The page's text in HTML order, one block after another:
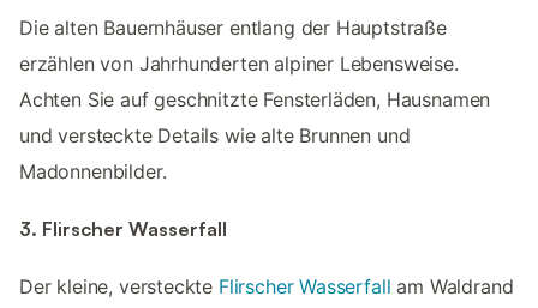
Die alten Bauernhäuser entlang der Hauptstraße
erzählen von Jahrhunderten alpiner Lebensweise.
Achten Sie auf geschnitzte Fensterläden, Hausnamen
und versteckte Details wie alte Brunnen und
Madonnenbilder.
3. Flirscher Wasserfall
Der kleine, versteckte Flirscher Wasserfall am Waldrand